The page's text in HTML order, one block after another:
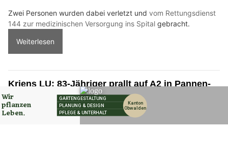
insurando.ch: Zusatzversicherung für den Gesundheitsschutz finden
Littau LU: Alkoholisierter Autofahrer (50) rammt
Fahrzeuge – Kleinkind verletzt